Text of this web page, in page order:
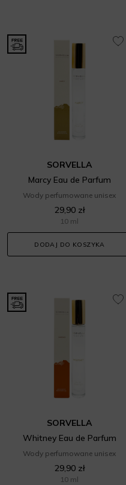
SORVELLA
Marcy Eau de Parfum
Wody perfumowane unisex
29,90 zł
10 ml
DODAJ DO KOSZYKA
SORVELLA
Whitney Eau de Parfum
Wody perfumowane unisex
29,90 zł
10 ml